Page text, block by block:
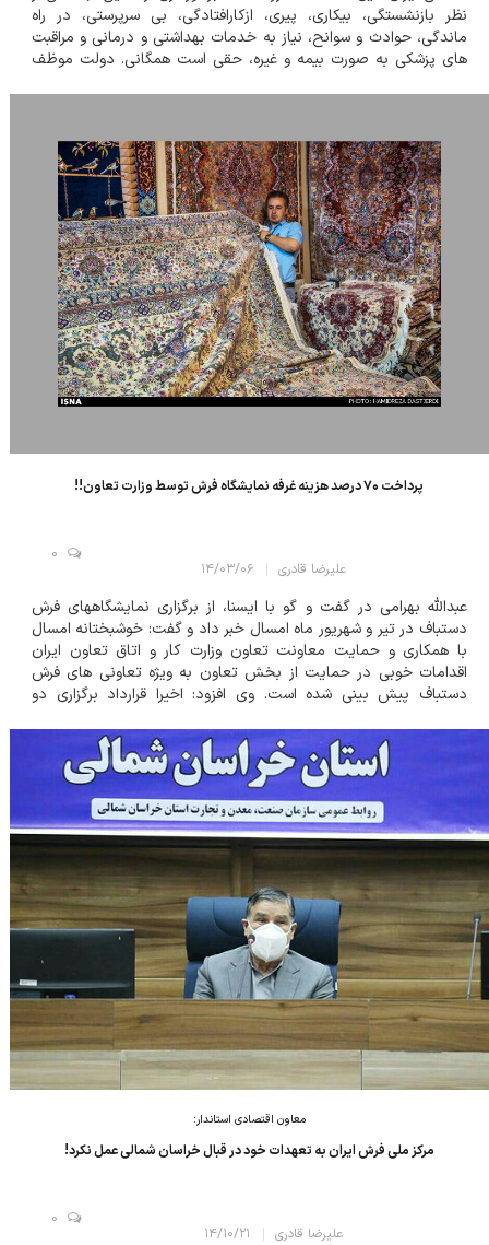
نظر بازنشستگی، بیکاري، پیري، ازکارافتادگی، بی سرپرستی، در راه
ماندگی، حوادث و سوانح، نیاز به خدمات بهداشتی و درمانی و مراقبت
هاي پزشکی به صورت بیمه و غیره، حقی است همگانی. دولت موظف
پرداخت ۷۰ درصد هزینه غرفه نمایشگاه فرش توسط وزارت تعاون!!
علیرضا قادری ۱۴/۰۳/۰۶
0
عبدالله بهرامی در گفت و گو با ایسنا، از برگزاری نمایشگاههای فرش
دستباف در تیر و شهریور ماه امسال خبر داد و گفت: خوشبختانه امسال
با همکاری و حمایت معاونت تعاون وزارت کار و اتاق تعاون ایران
اقدامات خوبی در حمایت از بخش تعاون به ویژه تعاونی های فرش
دستباف پیش بینی شده است. وی افزود: اخیرا قرارداد برگزاری دو
وزارت تعاون تقبل کرده است....
معاون اقتصادی استاندار:
مرکز ملی فرش ایران به تعهدات خود در قبال خراسان شمالی عمل نکرد!
علیرضا قادری ۱۴/۱۰/۲۱
0